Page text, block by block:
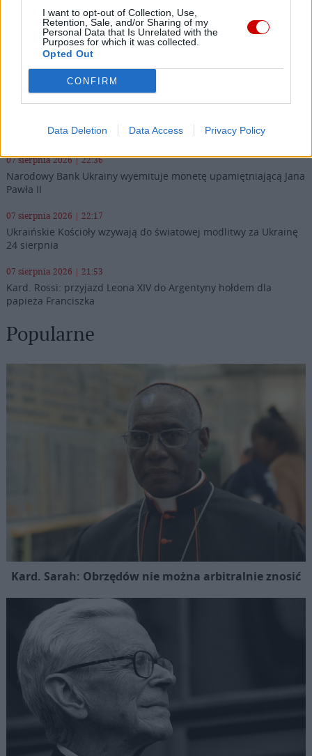
I want to opt-out of Collection, Use,
Retention, Sale, and/or Sharing of my
Personal Data that Is Unrelated with the
Purposes for which it was collected.
Opted Out
CONFIRM
Data Deletion Data Access Privacy Policy
Najnowsze
07 sierpnia 2026 | 22:47
07 sierpnia 2026 | 22:36
Narodowy Bank Ukrainy wyemituje monetę upamiętniającą Jana
Pawła II
07 sierpnia 2026 | 22:17
Ukraińskie Kościoły wzywają do światowej modlitwy za Ukrainę
24 sierpnia
07 sierpnia 2026 | 21:53
Kard. Rossi: przyjazd Leona XIV do Argentyny hołdem dla
papieża Franciszka
Popularne
Kard. Sarah: Obrzędów nie można arbitralnie znosić